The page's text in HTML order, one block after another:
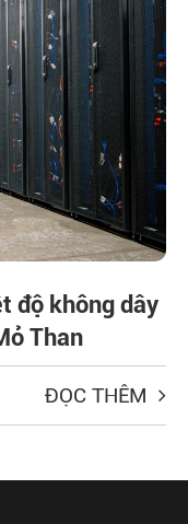
độ không dây
Than
ĐỌC THÊM